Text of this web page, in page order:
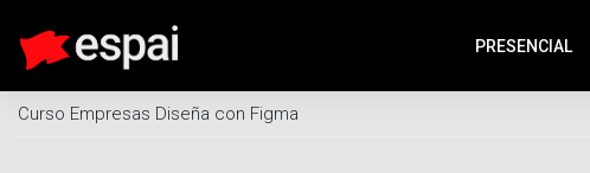
PRESENCIAL
Área de formación:
Curso Empresas Diseña con Figma